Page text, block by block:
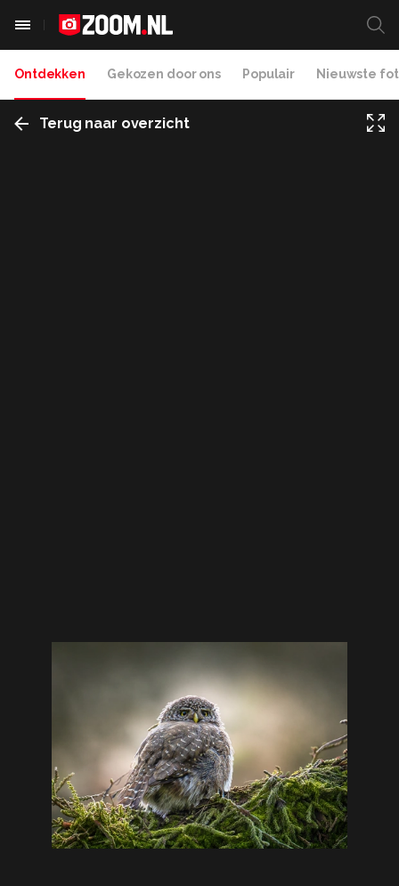
Ontdekken Gekozen door ons Populair Nieuwste
Terug naar overzicht